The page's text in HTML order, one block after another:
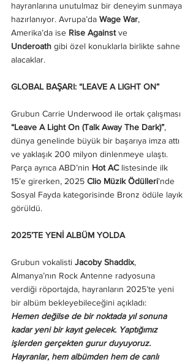
hayranlarına unutulmaz bir deneyim sunmaya
hazırlanıyor. Avrupa’da Wage War,
Amerika’da ise Rise Against ve
Underoath gibi özel konuklarla birlikte sahne
alacaklar.
GLOBAL BAŞARI: “LEAVE A LIGHT ON”
Grubun Carrie Underwood ile ortak çalışması
“Leave A Light On (Talk Away The Dark)”,
dünya genelinde büyük bir başarıya imza attı
ve yaklaşık 200 milyon dinlenmeye ulaştı.
Parça ayrıca ABD’nin Hot AC listesinde ilk
15’e girerken, 2025 Clio Müzik Ödülleri’nde
Sosyal Fayda kategorisinde Bronz ödüle layık
görüldü.
2025’TE YENİ ALBÜM YOLDA
Grubun vokalisti Jacoby Shaddix,
Almanya’nın Rock Antenne radyosuna
verdiği röportajda, hayranların 2025’te yeni
bir albüm bekleyebileceğini açıkladı:
Hemen değilse de bir noktada yıl sonuna
kadar yeni bir kayıt gelecek. Yaptığımız
işlerden gerçekten gurur duyuyoruz.
Hayranlar, hem albümden hem de canlı